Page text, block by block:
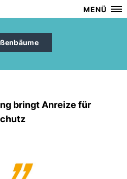
MENÜ
bringt Anreize für